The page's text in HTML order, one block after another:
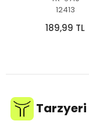
12413
189,99 TL
Tarzyeri